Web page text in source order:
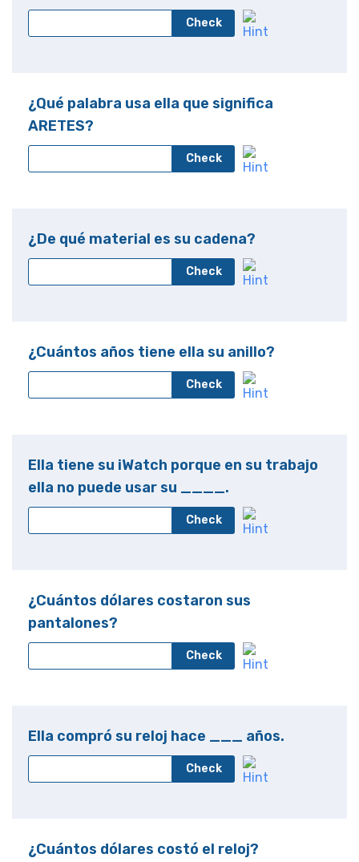
Check
¿Qué palabra usa ella que significa
ARETES?
Check
¿De qué material es su cadena?
Check
¿Cuántos años tiene ella su anillo?
Check
Ella tiene su iWatch porque en su trabajo
ella no puede usar su ____.
Check
¿Cuántos dólares costaron sus
pantalones?
Check
Ella compró su reloj hace ___ años.
Check
¿Cuántos dólares costó el reloj?